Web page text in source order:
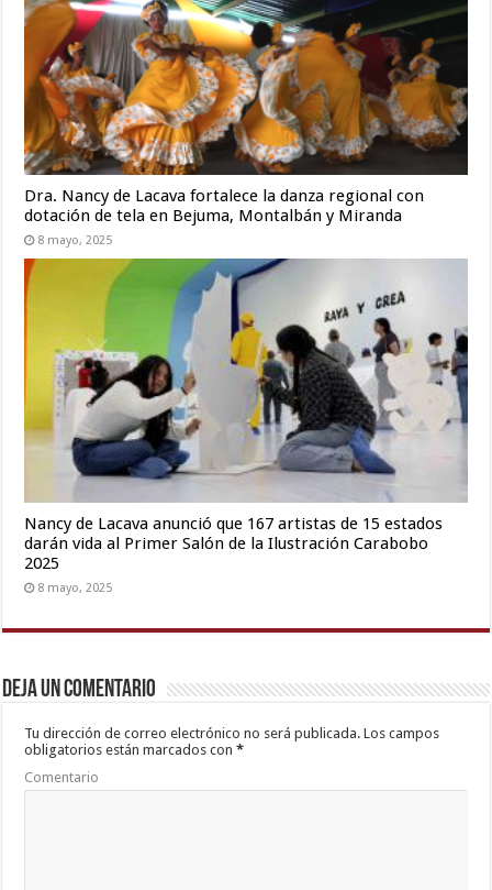
Dra. Nancy de Lacava fortalece la danza regional con
dotación de tela en Bejuma, Montalbán y Miranda
8 mayo, 2025
Nancy de Lacava anunció que 167 artistas de 15 estados
darán vida al Primer Salón de la Ilustración Carabobo
2025
8 mayo, 2025
Deja un comentario
Tu dirección de correo electrónico no será publicada. Los campos
obligatorios están marcados con*
Comentario